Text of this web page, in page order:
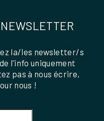
la/les newsletter/s
l'info uniquement
pas à nous écrire,
nous !